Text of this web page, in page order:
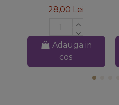
28,00 Lei
Adauga in
cos